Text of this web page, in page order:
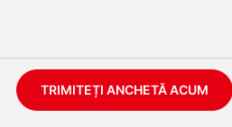
TRIMITEȚI ANCHETĂ ACUM